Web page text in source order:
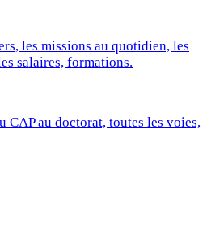
les missions au quotidien, les
salaires, formations.
au doctorat, toutes les voies,